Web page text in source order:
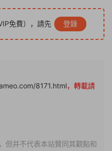
免費），請先 登錄
8171.html，轉載請
但并不代表本站贊同其觀點和